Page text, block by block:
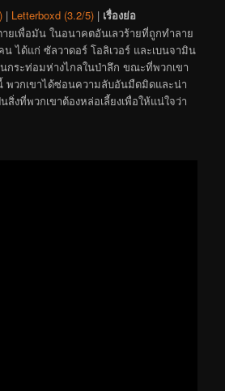
| Letterboxd (3.2/5) | เรื่องย่อ
ยเพื่อมัน ในอนาคตอันเลวร้ายที่ถูกทำลาย
ได้แก่ ซัลวาดอร์ โอลิเวอร์ และเบนจามิน
นกระท่อมห่างไกลในป่าลึก ขณะที่พวกเขา
พวกเขาได้ซ่อนความลับอันมืดมิดและน่า
สิ่งที่พวกเขาต้องหล่อเลี้ยงเพื่อให้แน่ใจว่า